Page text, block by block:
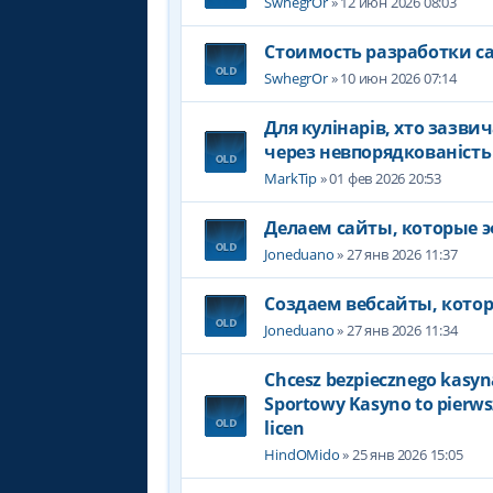
Стоимость разработки
SwhegrOr» 10 июн 2026 07:14
Для кулінарів, хто
через невпорядкованість
MarkTip» 01 фев 2026 20:53
Делаем сайты, которые
Joneduano» 27 янв 2026 11:37
Создаем вебсайты,
Joneduano» 27 янв 2026 11:34
Chcesz bezpiecznego
Sportowy Kasyno to
licen
HindOMido» 25 янв 2026 15:05